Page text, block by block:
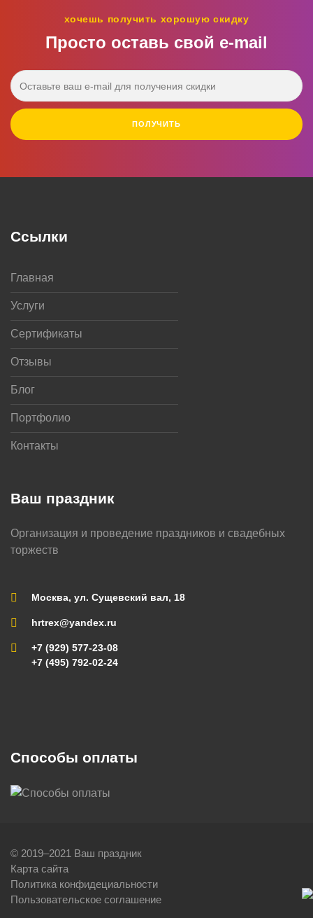
хочешь получить хорошую скидку
Просто оставь свой e‑mail
ПОЛУЧИТЬ
Ваш праздник
Организация и проведение праздников и свадебных
торжеств
Москва, ул. Сущевский вал, 18
hrtrex@yandex.ru
+7 (929) 577-23-08
+7 (495) 792-02-24
Ссылки
Главная
Услуги
Сертификаты
Отзывы
Блог
Портфолио
Контакты
Способы оплаты
© 2019–2021 Ваш праздник
Карта сайта
Политика конфидециальности
Пользовательское соглашение